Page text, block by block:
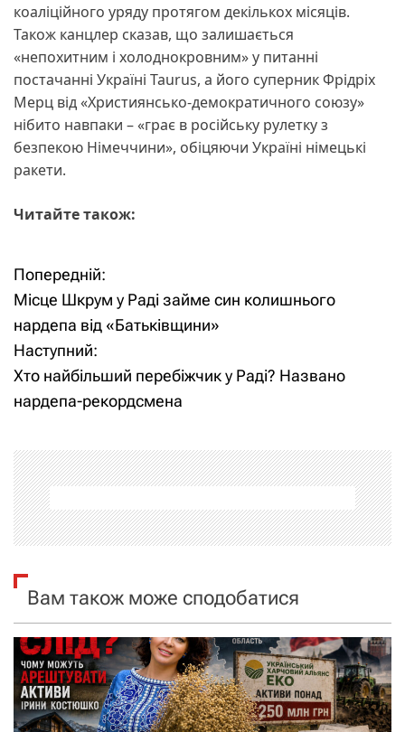
коаліційного уряду протягом декількох місяців.
Також канцлер сказав, що залишається
«непохитним і холоднокровним» у питанні
постачанні Україні Taurus, а його суперник Фрідріх
Мерц від «Християнсько-демократичного союзу»
нібито навпаки – «грає в російську рулетку з
безпекою Німеччини», обіцяючи Україні німецькі
ракети.
Читайте також:
Н
а
в
і
а
ц
і
я
з
а
п
Попередній:
Місце Шкрум у Раді займе син колишнього
нардепа від «Батьківщини»
Наступний:
Хто найбільший перебіжчик у Раді? Названо
нардепа-рекордсмена
Вам також може сподобатися